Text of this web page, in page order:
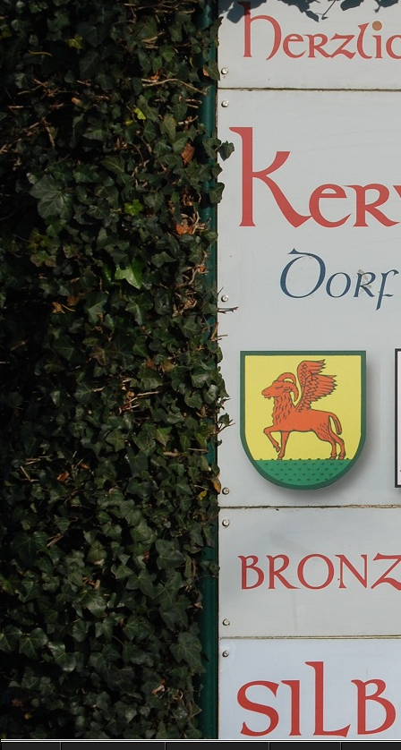
http://kervenheim.de/images/
4.JPG
http://kervenheim.de/images/
5.JPG
http://kervenheim.de/images/
7.JPG
http://kervenheim.de/images/
8.JPG
http://kervenheim.de/images/
9.JPG
http://kervenheim.de/images/
10.JPG
http://kervenheim.de/images/
11.JPG
http://kervenheim.de/images/